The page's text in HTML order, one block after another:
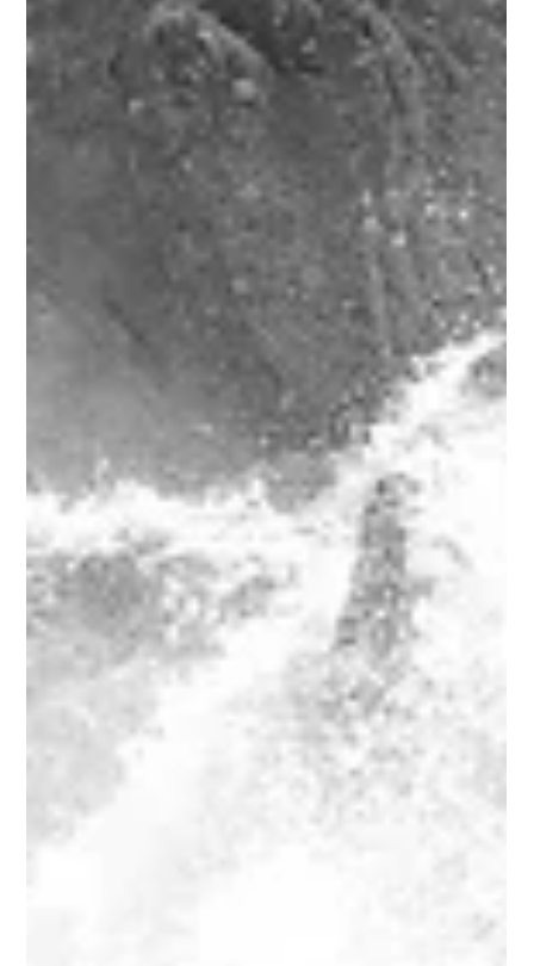
Kanton Graubünden umfasst nämlich neben dem
Haupttal des Prättigaus auch mehrere markante
Seitentäler. Vier der grössten und landschaftlich wie
kulturell bedeutendsten Seitentäler werden im
neuen Buch in Text und Bild vorgestellt.